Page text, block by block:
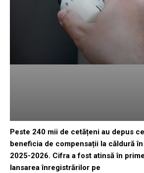
Peste 240 mii de cetățeni au depus
beneficia de compensații la căldură
2025-2026. Cifra a fost atinsă în
lansarea înregistrărilor pe